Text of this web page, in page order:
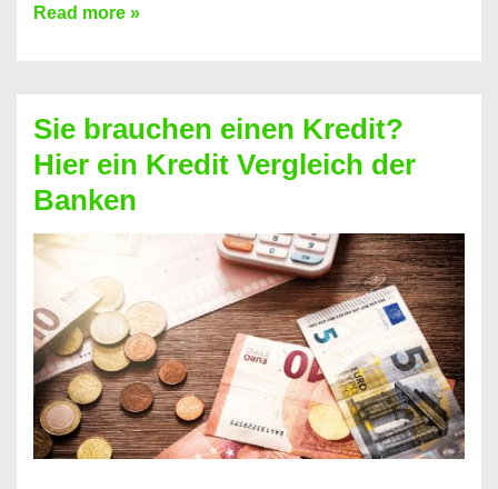
Brauchen
Summe
Geld?
Hier
einen
10000
Euro
Kredit
finden
Read more »
Sie brauchen einen Kredit?
Hier ein Kredit Vergleich der
Banken